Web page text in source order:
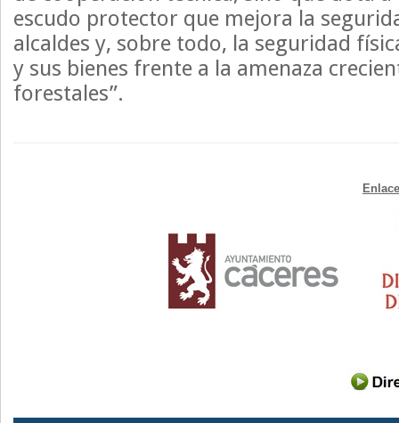
escudo protector que mejora la
alcaldes y, sobre todo, la seguridad
y sus bienes frente a la amenaza
forestales”.